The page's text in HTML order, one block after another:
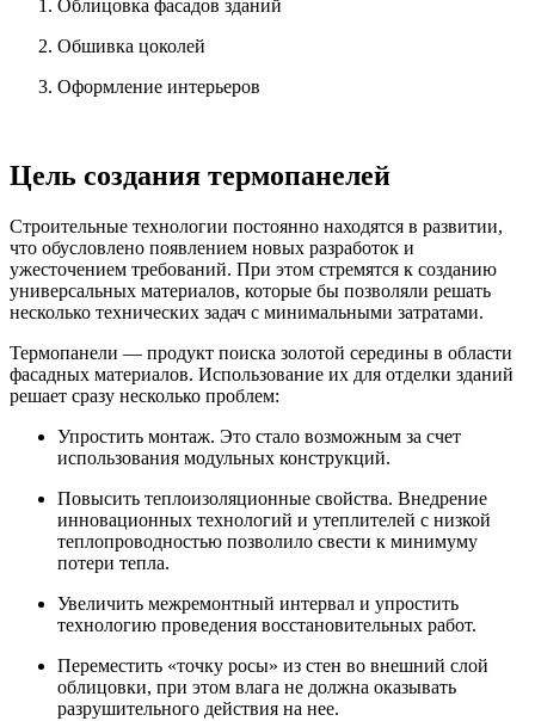
Облицовка фасадов зданий
Обшивка цоколей
Оформление интерьеров
Цель создания термопанелей
Строительные технологии постоянно находятся в развитии,
что обусловлено появлением новых разработок и
ужесточением требований. При этом стремятся к созданию
универсальных материалов, которые бы позволяли решать
несколько технических задач с минимальными затратами.
Термопанели — продукт поиска золотой середины в области
фасадных материалов. Использование их для отделки зданий
решает сразу несколько проблем:
Упростить монтаж. Это стало возможным за счет
использования модульных конструкций.
Повысить теплоизоляционные свойства. Внедрение
инновационных технологий и утеплителей с низкой
теплопроводностью позволило свести к минимуму
потери тепла.
Увеличить межремонтный интервал и упростить
технологию проведения восстановительных работ.
Переместить «точку росы» из стен во внешний слой
облицовки, при этом влага не должна оказывать
разрушительного действия на нее.